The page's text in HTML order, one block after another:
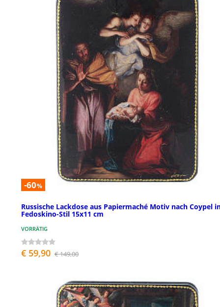
-60%
Russische Lackdose aus Papiermaché Motiv nach Coypel
Fedoskino-Stil 15x11 cm
VORRÄTIG
€ 59,90 € 149,00